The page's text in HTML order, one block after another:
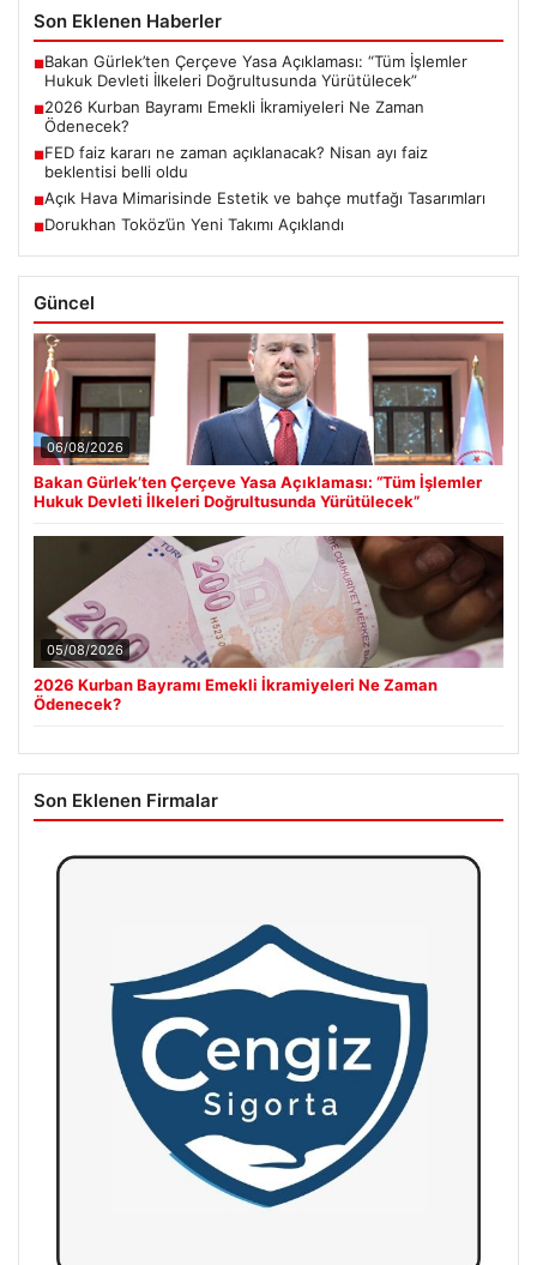
Son Eklenen Haberler
■Bakan Gürlek’ten Çerçeve Yasa Açıklaması: “Tüm İşlemler
Hukuk Devleti İlkeleri Doğrultusunda Yürütülecek”
■2026 Kurban Bayramı Emekli İkramiyeleri Ne Zaman
Ödenecek?
■FED faiz kararı ne zaman açıklanacak? Nisan ayı faiz
beklentisi belli oldu
■Açık Hava Mimarisinde Estetik ve bahçe mutfağı Tasarımları
■Dorukhan Toköz’ün Yeni Takımı Açıklandı
Güncel
06/08/2026
Bakan Gürlek’ten Çerçeve Yasa Açıklaması: “Tüm İşlemler
Hukuk Devleti İlkeleri Doğrultusunda Yürütülecek”
05/08/2026
2026 Kurban Bayramı Emekli İkramiyeleri Ne Zaman
Ödenecek?
Son Eklenen Firmalar